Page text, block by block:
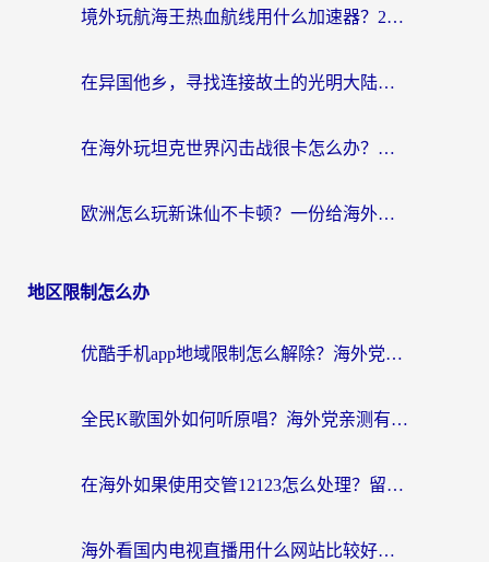
境外玩航海王热血航线用什么加速器？2026海外玩家实测最优方案（附欧洲问道堡垒前线加速技巧）
在异国他乡，寻找连接故土的光明大陆免费加速器
在海外玩坦克世界闪击战很卡怎么办？老玩家亲测有效的加速器选择指南
欧洲怎么玩新诛仙不卡顿？一份给海外游子的国服游戏畅玩指南
地区限制怎么办
优酷手机app地域限制怎么解除？海外党亲测有效的追剧方案
全民K歌国外如何听原唱？海外党亲测有效的回国加速器选择指南
在海外如果使用交管12123怎么处理？留学生亲测有效的回国加速方案
海外看国内电视直播用什么网站比较好？一篇解决你所有追剧难题的实用指南